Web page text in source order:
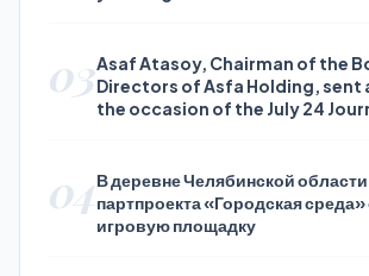
03Asaf Atasoy, Chairman of the
Directors of Asfa Holding, sent
the occasion of the July 24
04В деревне Челябинской
партпроекта «Городская
игровую площадку